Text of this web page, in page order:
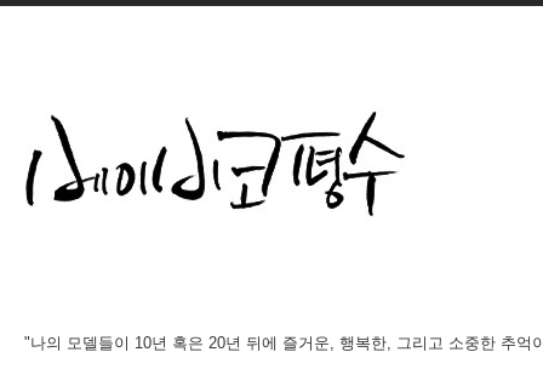
"나의 모델들이 10년 혹은 20년 뒤에 즐거운, 행복한, 그리고 소중한 추억